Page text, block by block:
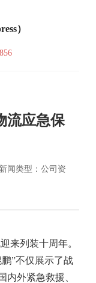
）
流应急保
新闻类型：公司资
来列装十周年。
”不仅展示了战
内外紧急救援、